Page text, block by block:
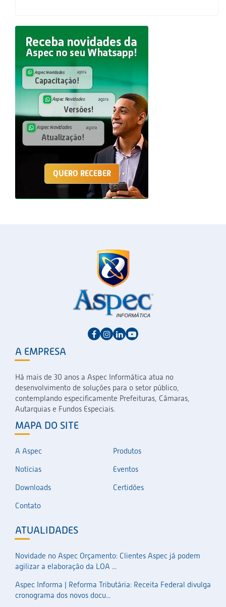
QUERO RECEBER
A EMPRESA
Há mais de 30 anos a Aspec Informática atua no
desenvolvimento de soluções para o setor público,
contemplando especificamente Prefeituras, Câmaras,
Autarquias e Fundos Especiais.
MAPA DO SITE
A Aspec
Produtos
Notícias
Eventos
Downloads
Certidões
Contato
ATUALIDADES
Novidade no Aspec Orçamento: Clientes Aspec já podem
agilizar a elaboração da LOA ...
Aspec Informa | Reforma Tributária: Receita Federal divulga
cronograma dos novos docu...